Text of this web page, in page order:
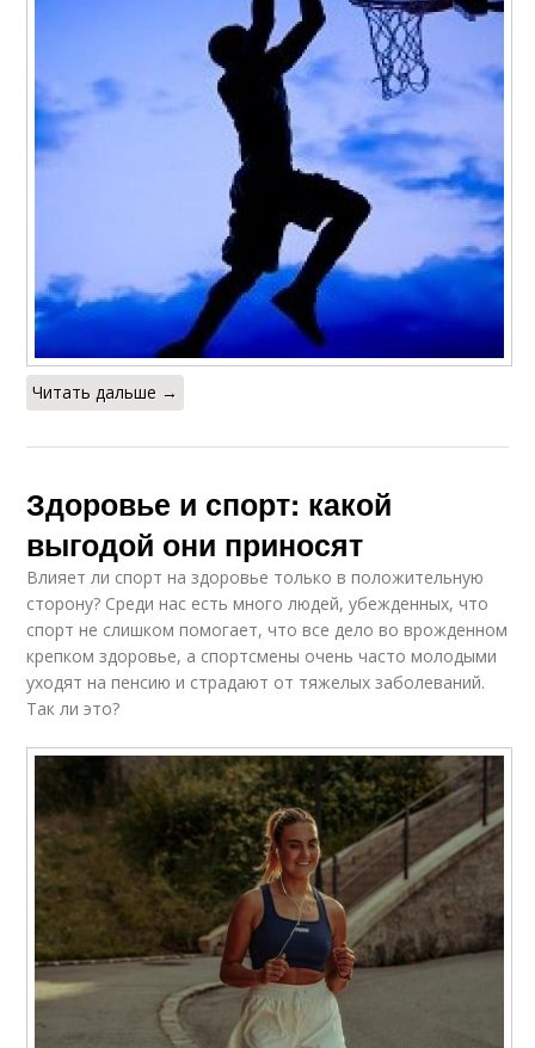
Читать дальше →
Здоровье и спорт: какой
выгодой они приносят
Влияет ли спорт на здоровье только в положительную
сторону? Среди нас есть много людей, убежденных, что
спорт не слишком помогает, что все дело во врожденном
крепком здоровье, а спортсмены очень часто молодыми
уходят на пенсию и страдают от тяжелых заболеваний.
Так ли это?